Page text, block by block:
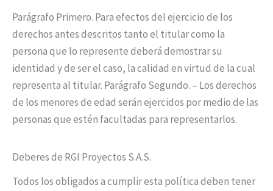
Parágrafo Primero. Para efectos del ejercicio de los
derechos antes descritos tanto el titular como la
persona que lo represente deberá demostrar su
identidad y de ser el caso, la calidad en virtud de la cual
representa al titular. Parágrafo Segundo. – Los derechos
de los menores de edad serán ejercidos por medio de las
personas que estén facultadas para representarlos.
Deberes de RGI Proyectos S.A.S.
Todos los obligados a cumplir esta política deben tener